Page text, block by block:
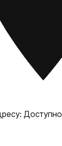
версии
ряд новых
и
Доступно